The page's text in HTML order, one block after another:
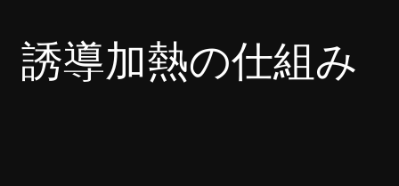
誘導加熱の仕組み